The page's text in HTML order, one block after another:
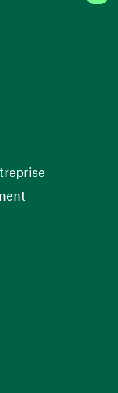
une nouvelle
une nouvelle
nouvelle fenêtre)
une nouvelle
fenêtre)
fenêtre)